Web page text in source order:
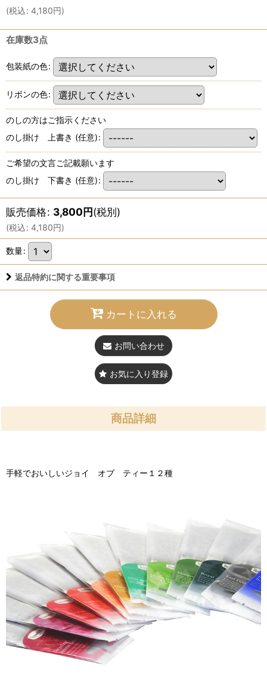
(税込: 4,180円)
在庫数3点
包装紙の色:
リボンの色:
のしの方はご指示ください
のし掛け 上書き (任意):
ご希望の文言ご記載願います
のし掛け 下書き (任意):
販売価格: 3,800円(税別)
(税込: 4,180円)
数量:
返品特約に関する重要事項
カートに入れる
お問い合わせ
お気に入り登録
商品詳細
手軽でおいしいジョイ オブ ティー１２種